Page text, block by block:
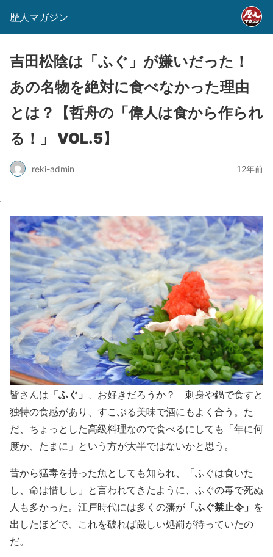
歴人マガジン
吉田松陰は「ふぐ」が嫌いだった！
あの名物を絶対に食べなかった理由
とは？【哲舟の「偉人は食から作られ
る！」 VOL.5】
reki-admin 12年前
皆さんは 「ふぐ」
、お好きだろうか？ 刺身や鍋で食すと
独特の食感があり、すこぶる美味で酒にもよく合う。た
だ、ちょっとした高級料理なので食べるにしても「年に何
度か、たまに」という方が大半ではないかと思う。
昔から猛毒を持った魚としても知られ、「ふぐは食いた
し、命は惜しし」と言われてきたように、ふぐの毒で死ぬ
人も多かった。江戸時代には多くの藩が 「ふぐ禁止令」 を
出したほどで、これを破れば厳しい処罰が待っていたの
だ。